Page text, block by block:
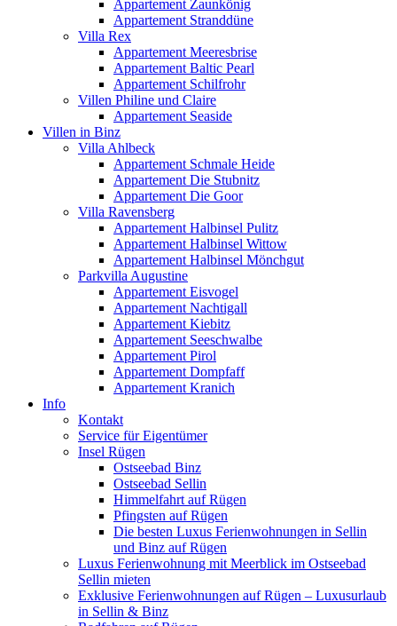
Appartement Zaunkönig
Appartement Stranddüne
Villa Rex
Appartement Meeresbrise
Appartement Baltic Pearl
Appartement Schilfrohr
Villen Philine und Claire
Appartement Seaside
Villen in Binz
Villa Ahlbeck
Appartement Schmale Heide
Appartement Die Stubnitz
Appartement Die Goor
Villa Ravensberg
Appartement Halbinsel Pulitz
Appartement Halbinsel Wittow
Appartement Halbinsel Mönchgut
Parkvilla Augustine
Appartement Eisvogel
Appartement Nachtigall
Appartement Kiebitz
Appartement Seeschwalbe
Appartement Pirol
Appartement Dompfaff
Appartement Kranich
Info
Kontakt
Service für Eigentümer
Insel Rügen
Ostseebad Binz
Ostseebad Sellin
Himmelfahrt auf Rügen
Pfingsten auf Rügen
Die besten Luxus Ferienwohnungen in Sellin
und Binz auf Rügen
Luxus Ferienwohnung mit Meerblick im Ostseebad
Sellin mieten
Exklusive Ferienwohnungen auf Rügen – Luxusurlaub
in Sellin & Binz